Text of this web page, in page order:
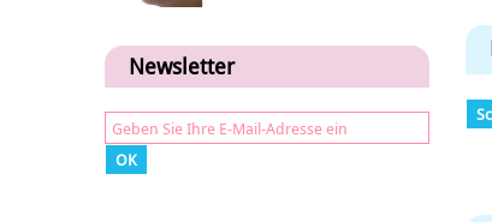
Newsletter
OK